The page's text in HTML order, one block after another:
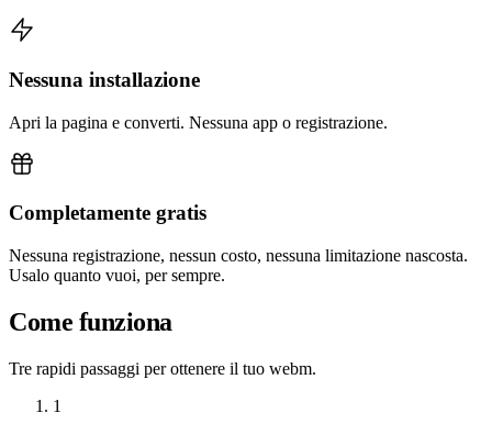
Nessuna installazione
Apri la pagina e converti. Nessuna app o registrazione.
Completamente gratis
Nessuna registrazione, nessun costo, nessuna limitazione nascosta.
Usalo quanto vuoi, per sempre.
Come funziona
Tre rapidi passaggi per ottenere il tuo webm.
1